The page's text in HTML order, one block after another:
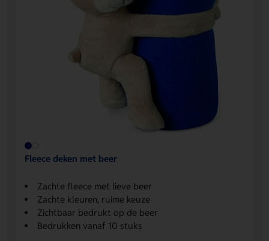
Fleece deken met beer
Zachte fleece met lieve beer
Zachte kleuren, ruime keuze
Zichtbaar bedrukt op de beer
Bedrukken vanaf 10 stuks